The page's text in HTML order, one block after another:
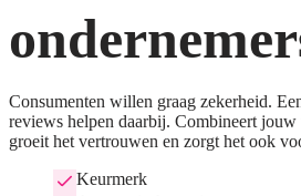
Consumenten willen graag zekerheid.
reviews helpen daarbij. Combineert
groeit het vertrouwen en zorgt het ook
Keurmerk